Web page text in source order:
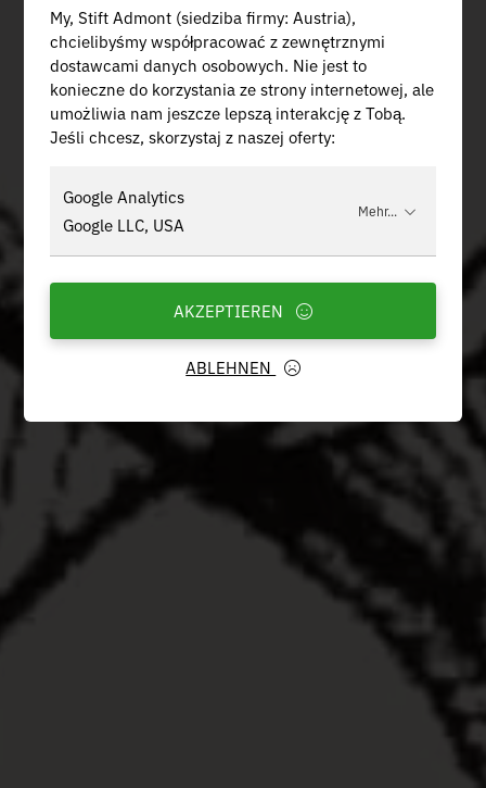
My, Stift Admont (siedziba firmy: Austria),
chcielibyśmy współpracować z zewnętrznymi
dostawcami danych osobowych. Nie jest to
konieczne do korzystania ze strony internetowej, ale
umożliwia nam jeszcze lepszą interakcję z Tobą.
Jeśli chcesz, skorzystaj z naszej oferty:
Google Analytics
Google LLC, USA
Mehr...
ABLEHNEN
AKZEPTIEREN